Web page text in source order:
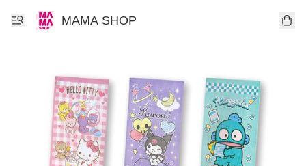
MAMA SHOP